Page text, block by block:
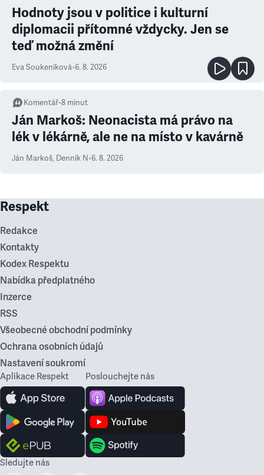
Hodnoty jsou v politice i kulturní
diplomacii přítomné vždycky. Jen se
teď možná změní
Eva Soukeníková•6. 8. 2026
Komentář•8 minut
Ján Markoš: Neonacista má právo na
lék v lékárně, ale ne na místo v kavárně
Ján Markoš, Denník N•6. 8. 2026
Respekt
Redakce
Kontakty
Kodex Respektu
Nabídka předplatného
Inzerce
RSS
Všeobecné obchodní podmínky
Ochrana osobních údajů
Nastavení soukromí
Aplikace Respekt Poslouchejte nás
Sledujte nás